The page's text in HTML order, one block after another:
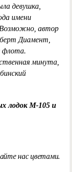
девушка,
имени
автор
Диамент,
флота.
минута,
лодок М-105 и
нас цветами.